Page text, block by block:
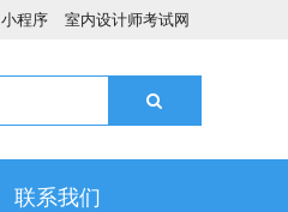
小程序 室内设计师考试网
联系我们